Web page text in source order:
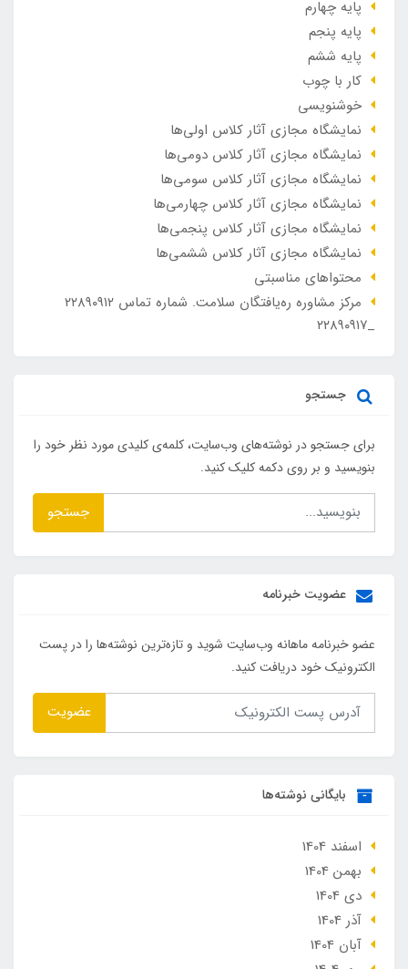
پایه چهارم
پایه پنجم
پایه ششم
کار با چوب
خوشنویسی
نمایشگاه مجازی آثار کلاس اولی‌ها
نمایشگاه مجازی آثار کلاس دومی‌ها
نمایشگاه مجازی آثار کلاس سومی‌ها
نمایشگاه مجازی آثار کلاس چهارمی‌ها
نمایشگاه مجازی آثار کلاس پنجمی‌ها
نمایشگاه مجازی آثار کلاس ششمی‌ها
محتواهای مناسبتی
مرکز مشاوره ره‌یافتگان سلامت. شماره تماس ۲۲۸۹۰۹۱۲
_۲۲۸۹۰۹۱۷
جستجو
برای جستجو در نوشته‌های وب‌سایت، کلمه‌ی کلیدی مورد نظر خود را
بنویسید و بر روی دکمه کلیک کنید.
جستجو
عضویت خبرنامه
عضو خبرنامه ماهانه وب‌سایت شوید و تازه‌ترین نوشته‌ها را در پست
الکترونیک خود دریافت کنید.
عضویت
بایگانی نوشته‌ها
اسفند 1404
بهمن 1404
دی 1404
آذر 1404
آبان 1404